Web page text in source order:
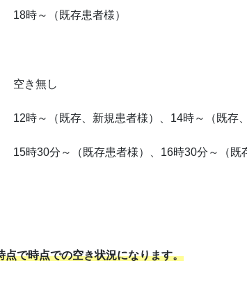
既存患者様）
無し
時～（既存、新規患者様）、14時～（既存、
分～（既存患者様）、16時30分～（既存
点で時点での空き状況になります。